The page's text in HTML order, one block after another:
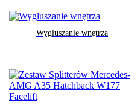
Wygłuszanie wnętrza